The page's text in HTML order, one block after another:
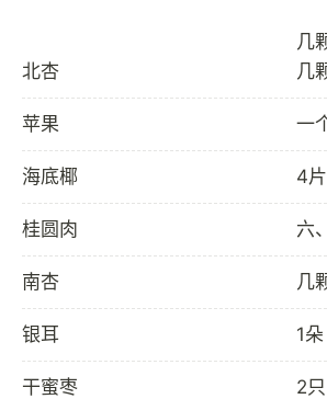
北杏
几
几
苹果 一
海底椰 4片
桂圆肉 六
南杏 几
银耳 1朵
干蜜枣 2只